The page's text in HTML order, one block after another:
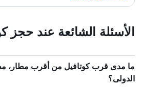
الأسئلة الشائعة عند حجز
ما مدى قرب كوتافيل من أقرب مطار،
الدولى؟